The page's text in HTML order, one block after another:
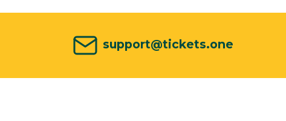
support@tickets.one